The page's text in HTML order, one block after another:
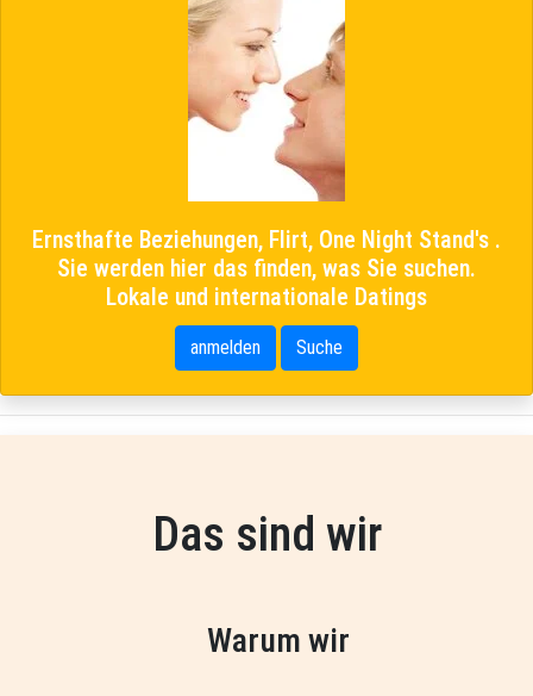
Ernsthafte Beziehungen, Flirt, One Night Stand's .
Sie werden hier das finden, was Sie suchen.
Lokale und internationale Datings
anmelden Suche
Das sind wir
Warum wir